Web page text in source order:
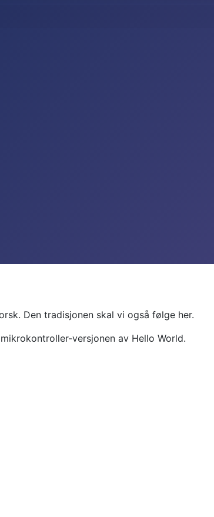
Den tradisjonen skal vi også følge her.
versjonen av Hello World.